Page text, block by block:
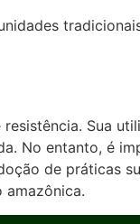
Sua
No entanto, é
de práticas